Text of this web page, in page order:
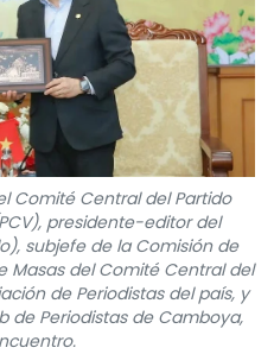
Comité Central del Partido
presidente-editor del
subjefe de la Comisión de
Masas del Comité Central del
de Periodistas del país, y
de Periodistas de Camboya,